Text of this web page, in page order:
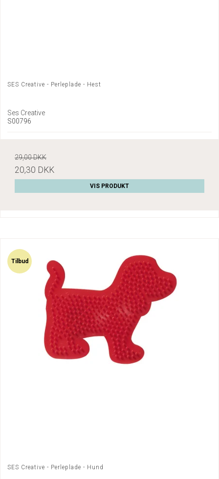
SES Creative - Perleplade - Hest
Ses Creative
S00796
29,00 DKK
20,30 DKK
VIS PRODUKT
Tilbud
SES Creative - Perleplade - Hund